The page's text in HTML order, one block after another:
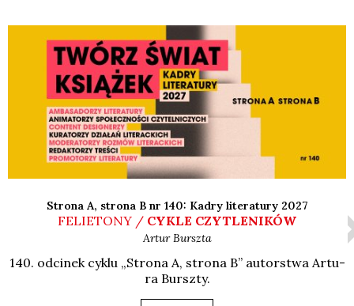
Strona A, strona B nr 140: Kadry literatury 2027
FELIETONY / CYKLE CZYTLENIKÓW
ArturBurszta
140. odci­nek cyklu „Stro­na A, stro­na B” autor­stwa Artu­
ra Bursz­ty.